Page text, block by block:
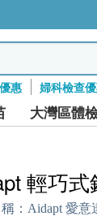
惠 婦科檢查
大灣區體
輕巧
： Aidapt 愛意